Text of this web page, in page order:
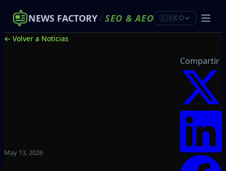
NEWS FACTORY/ SEO &AEO 🇨🇴CO
← Volver a Noticias
May 13, 2026
Compartir